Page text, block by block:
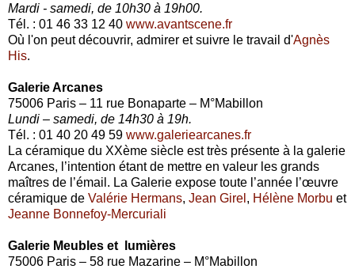
Mardi - samedi, de 10h30 à 19h00.
Tél. : 01 46 33 12 40 www.avantscene.fr
Où l'on peut découvrir, admirer et suivre le travail d'Agnès
His.
Galerie Arcanes
75006 Paris – 11 rue Bonaparte – M°Mabillon
Lundi – samedi, de 14h30 à 19h.
Tél. : 01 40 20 49 59 www.galeriearcanes.fr
La céramique du XXème siècle est très présente à la galerie
Arcanes, l’intention étant de mettre en valeur les grands
maîtres de l’émail. La Galerie expose toute l’année l’œuvre
céramique de Valérie Hermans, Jean Girel , Hélène Morbu et
Jeanne Bonnefoy-Mercuriali
Galerie Meubles et lumières
75006 Paris – 58 rue Mazarine – M°Mabillon